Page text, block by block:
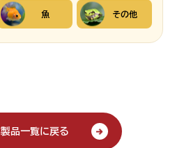
魚 その他
製品一覧に戻る